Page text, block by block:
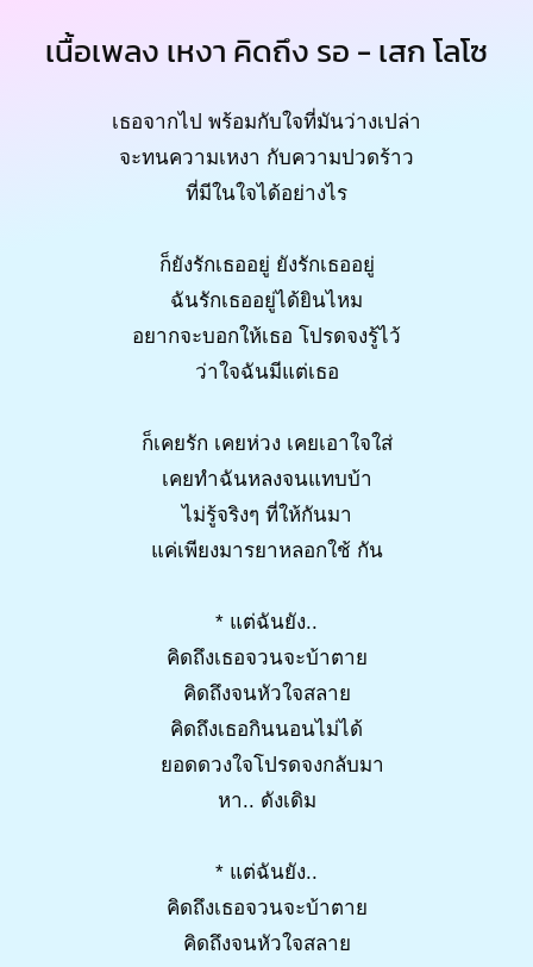
เนื้อเพลง เหงา คิดถึง รอ - เสก โลโซ
เธอจากไป พร้อมกับใจที่มันว่างเปล่า
จะทนความเหงา กับความปวดร้าว
ที่มีในใจได้อย่างไร
ก็ยังรักเธออยู่ ยังรักเธออยู่
ฉันรักเธออยู่ได้ยินไหม
อยากจะบอกให้เธอ โปรดจงรู้ไว้
ว่าใจฉันมีแต่เธอ
ก็เคยรัก เคยห่วง เคยเอาใจใส่
เคยทำฉันหลงจนแทบบ้า
ไม่รู้จริงๆ ที่ให้กันมา
แค่เพียงมารยาหลอกใช้ กัน
* แต่ฉันยัง..
คิดถึงเธอจวนจะบ้าตาย
คิดถึงจนหัวใจสลาย
คิดถึงเธอกินนอนไม่ได้
ยอดดวงใจโปรดจงกลับมา
หา.. ดังเดิม
* แต่ฉันยัง..
คิดถึงเธอจวนจะบ้าตาย
คิดถึงจนหัวใจสลาย